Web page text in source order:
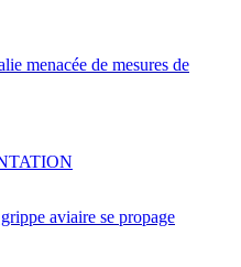
menacée de mesures de
aviaire se propage